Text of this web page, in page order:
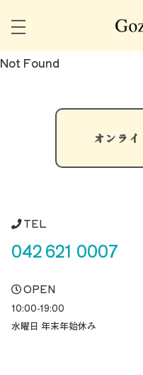
Not Found
オンラ
TEL
042 621 0007
OPEN
10:00-19:00
水曜日 年末年始休み